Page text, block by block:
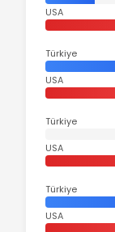
USA
Türkiye
USA
Türkiye
USA
Türkiye
USA